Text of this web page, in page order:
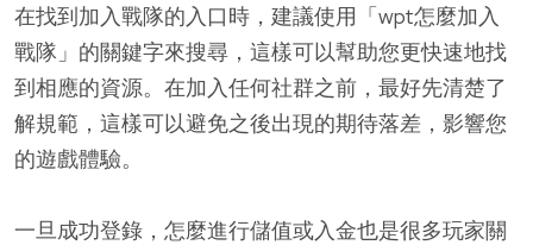
在找到加入戰隊的入口時，建議使用「wpt怎麼加入
戰隊」的關鍵字來搜尋，這樣可以幫助您更快速地找
到相應的資源。在加入任何社群之前，最好先清楚了
解規範，這樣可以避免之後出現的期待落差，影響您
的遊戲體驗。
一旦成功登錄，怎麼進行儲值或入金也是很多玩家關